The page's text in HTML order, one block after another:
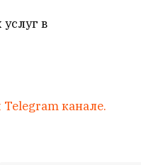
в
канале.